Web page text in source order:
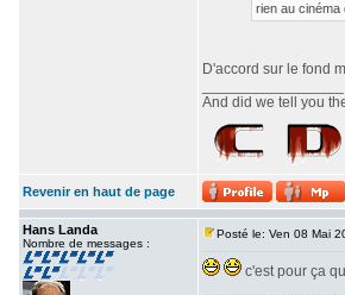
rien au
D'accord sur le fond
And did we tell you
Revenir en haut de page
Hans Landa
Nombre de messages :
Posté le: Ven 08 Mai
c'est pour ça